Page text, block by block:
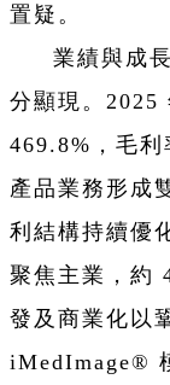
置疑。
業績與成
分顯現。2025
469.8%，毛
產品業務形成
利結構持續優
聚焦主業，約
發及商業化以
iMedImage®